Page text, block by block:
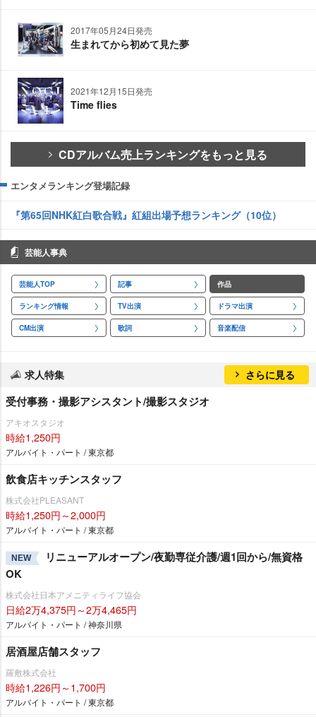
2017年05月24日発売
生まれてから初めて見た夢
2021年12月15日発売
Time flies
CDアルバム売上ランキングをもっと見る
エンタメランキング登場記録
『第65回NHK紅白歌合戦』紅組出場予想ランキング（10位）
芸能人事典
芸能人TOP 記事 作品
ランキング情報 TV出演 ドラマ出演
CM出演 歌詞 音楽配信
求人特集 さらに見る
受付事務・撮影アシスタント/撮影スタジオ
アキオスタジオ
時給1,250円
アルバイト・パート / 東京都
飲食店キッチンスタッフ
株式会社PLEASANT
時給1,250円～2,000円
アルバイト・パート / 東京都
NEW
リニューアルオープン/夜勤専従介護/週1回から/無資格
OK
株式会社日本アメニティライフ協会
日給2万4,375円～2万4,465円
アルバイト・パート / 神奈川県
居酒屋店舗スタッフ
羅敷株式会社
時給1,226円～1,700円
アルバイト・パート / 東京都